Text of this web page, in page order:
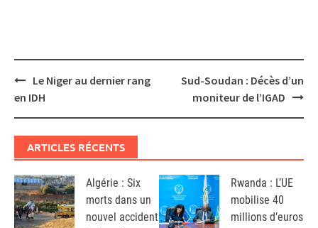
Post
navigation
Le Niger au dernier rang
en IDH
Sud-Soudan : Décès d’un
moniteur de l’IGAD
ARTICLES RÉCENTS
Algérie : Six
morts dans un
nouvel accident
Rwanda : L’UE
mobilise 40
millions d’euros